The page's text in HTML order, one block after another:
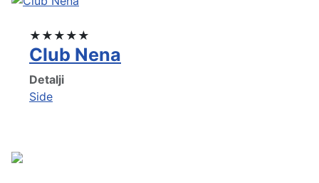
★★★★★
Club Nena
Detalji
Side